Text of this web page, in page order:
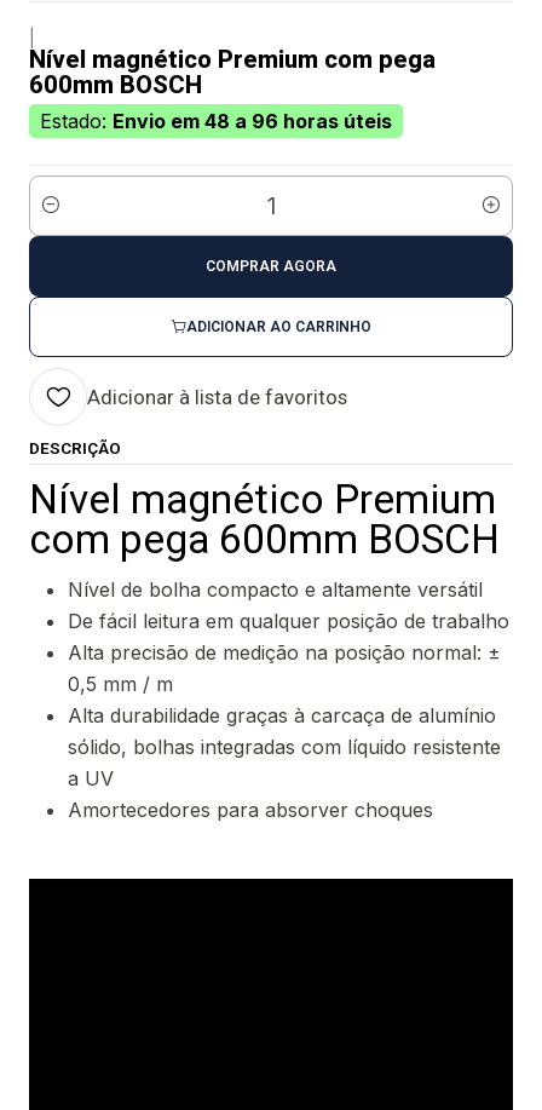
Nível magnético Premium com pega
600mm BOSCH
Estado: Envio em 48 a 96 horas úteis
Quantidade
ADICIONAR AO CARRINHO
COMPRAR AGORA
Adicionar à lista de favoritos
DESCRIÇÃO
Nível magnético Premium
com pega 600mm BOSCH
Nível de bolha compacto e altamente versátil
De fácil leitura em qualquer posição de trabalho
Alta precisão de medição na posição normal: ±
0,5 mm / m
Alta durabilidade graças à carcaça de alumínio
sólido, bolhas integradas com líquido resistente
a UV
Amortecedores para absorver choques